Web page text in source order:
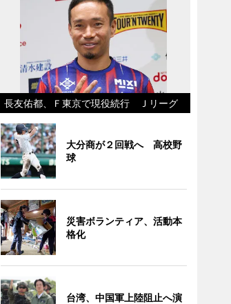
長友佑都、Ｆ東京で現役続行 Ｊリーグ
大分商が２回戦へ 高校野
球
災害ボランティア、活動本
格化
台湾、中国軍上陸阻止へ演